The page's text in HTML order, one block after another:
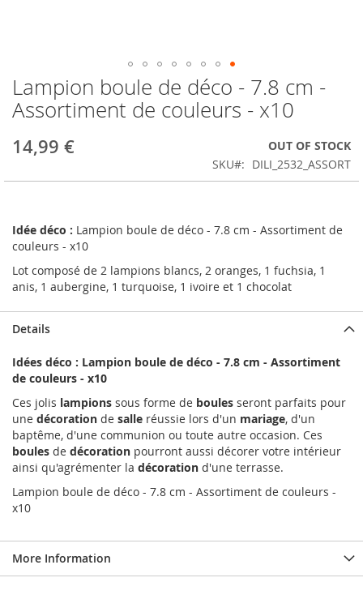
Skip
to
the
of
images
Lampion boule de déco - 7.8 cm -
Assortiment de couleurs - x10
14,99 €
OUT OF STOCK
SKU
DILI_2532_ASSORT
Idée déco : Lampion boule de déco - 7.8 cm - Assortiment de
couleurs - x10
Lot composé de 2 lampions blancs, 2 oranges, 1 fuchsia, 1
anis, 1 aubergine, 1 turquoise, 1 ivoire et 1 chocolat
Details
Idées déco : Lampion boule de déco - 7.8 cm - Assortiment
de couleurs - x10
Ces jolis lampions sous forme de boules seront parfaits pour
une décoration de salle réussie lors d'un mariage, d'un
baptême, d'une communion ou toute autre occasion. Ces
boules de décoration pourront aussi décorer votre intérieur
ainsi qu'agrémenter la décoration d'une terrasse.
Lampion boule de déco - 7.8 cm - Assortiment de couleurs -
x10
More Information